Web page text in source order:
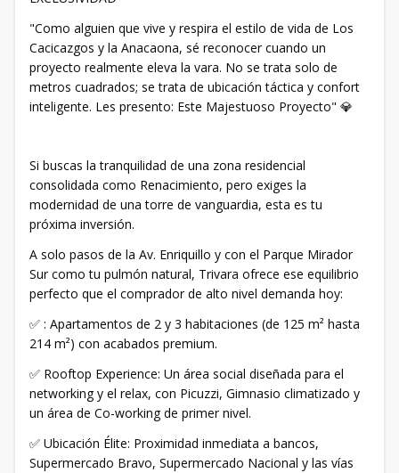
"Como alguien que vive y respira el estilo de vida de Los
Cacicazgos y la Anacaona, sé reconocer cuando un
proyecto realmente eleva la vara. No se trata solo de
metros cuadrados; se trata de ubicación táctica y confort
inteligente. Les presento: Este Majestuoso Proyecto" 💎
Si buscas la tranquilidad de una zona residencial
consolidada como Renacimiento, pero exiges la
modernidad de una torre de vanguardia, esta es tu
próxima inversión.
A solo pasos de la Av. Enriquillo y con el Parque Mirador
Sur como tu pulmón natural, Trivara ofrece ese equilibrio
perfecto que el comprador de alto nivel demanda hoy:
✅ : Apartamentos de 2 y 3 habitaciones (de 125 m² hasta
214 m²) con acabados premium.
✅ Rooftop Experience: Un área social diseñada para el
networking y el relax, con Picuzzi, Gimnasio climatizado y
un área de Co-working de primer nivel.
✅ Ubicación Élite: Proximidad inmediata a bancos,
Supermercado Bravo, Supermercado Nacional y las vías